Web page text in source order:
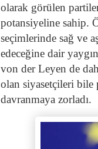
olarak görülen
potansiyeline sahip.
seçimlerinde sağ ve
edeceğine dair
von der Leyen de
olan siyasetçileri bile
davranmaya zorladı.